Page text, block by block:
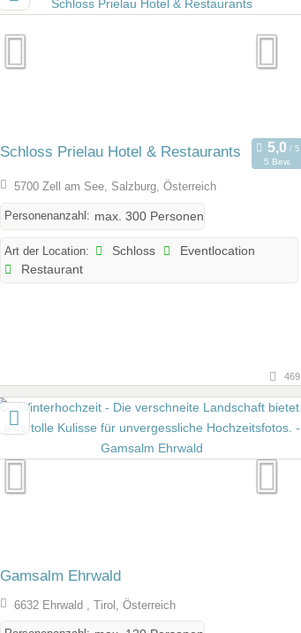
Schloss Prielau Hotel & Restaurants
5 Bew.
5700 Zell am See, Salzburg, Österreich
Personenanzahl: max. 300 Personen
Art der Location: Schloss
Eventlocation
Restaurant
469
Gamsalm Ehrwald
6632 Ehrwald , Tirol, Österreich